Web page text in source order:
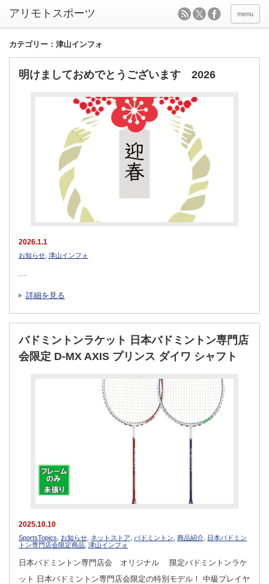
menu
カテゴリー：津山インフォ
明けましておめでとうございます 2026
2026.1.1
お知らせ, 津山インフォ
…
詳細を見る
バドミントンラケット 日本バドミントン専門店
会限定 D-MX AXIS プリンス ダイワ シャフト
2025.10.10
SportsTopics お知らせ ネットストア バドミントン 商品紹介 日本バドミン
トン専門店会限定商品 津山インフォ
日本バドミントン専門店会 オリジナル 限定バドミントンラケ
ット 日本バドミントン専門店会限定の特別モデル！ 中級プレイヤ